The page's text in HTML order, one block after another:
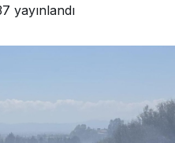
yayınlandı